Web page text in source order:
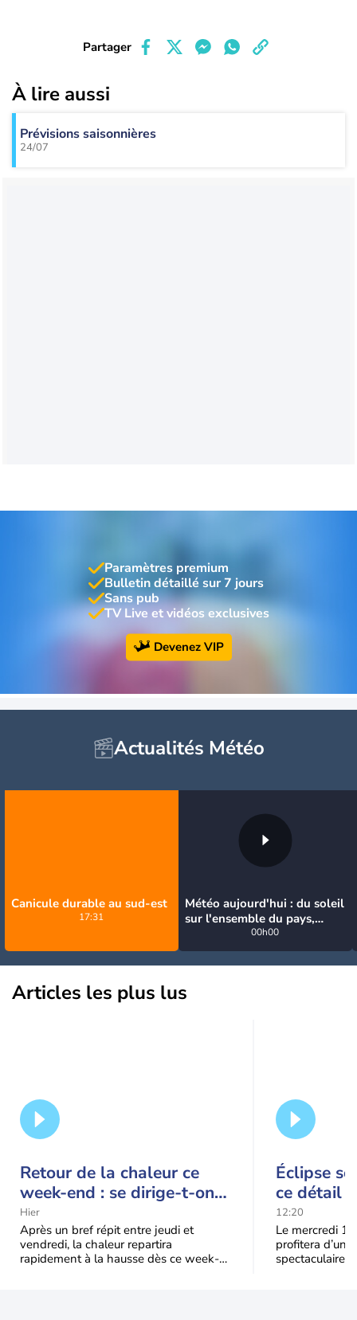
Partager
À lire aussi
Prévisions saisonnières
24/07
Paramètres premium
Bulletin détaillé sur 7 jours
Sans pub
TV Live et vidéos exclusives
Devenez VIP
Actualités Météo
Canicule durable au sud-est
17:31
Météo aujourd'hui : du soleil
sur l'ensemble du pays,
jusqu'à 40°C au sud-est
00h00
Articles les plus lus
Retour de la chaleur ce
week-end : se dirige-t-on
vers une cinquième vague
de chaleur en France ?
Hier
Après un bref répit entre jeudi et
vendredi, la chaleur repartira
rapidement à la hausse dès ce week-
Éclipse
ce détail
spectacle
12:20
Le mercredi
profitera
spectaculaire,